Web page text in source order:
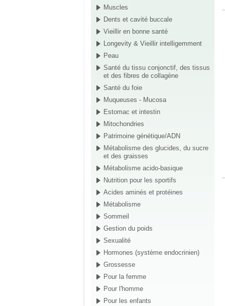
Muscles
Dents et cavité buccale
Vieillir en bonne santé
Longevity & Vieillir intelligemment
Peau
Santé du tissu conjonctif, des tissus
et des fibres de collagène
Santé du foie
Muqueuses - Mucosa
Estomac et intestin
Mitochondries
Patrimoine génétique/ADN
Métabolisme des glucides, du sucre
et des graisses
Métabolisme acido-basique
Nutrition pour les sportifs
Acides aminés et protéines
Métabolisme
Sommeil
Gestion du poids
Sexualité
Hormones (système endocrinien)
Grossesse
Pour la femme
Pour l'homme
Pour les enfants